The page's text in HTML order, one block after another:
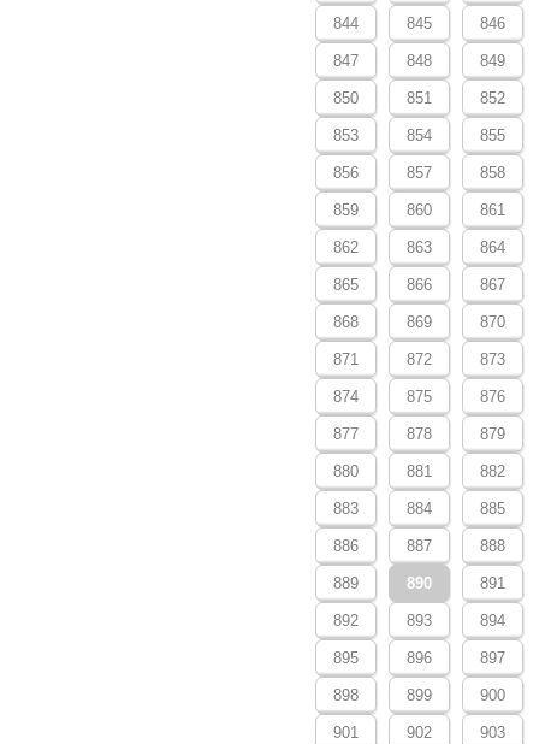
844 845 846
847 848 849
850 851 852
853 854 855
856 857 858
859 860 861
862 863 864
865 866 867
868 869 870
871 872 873
874 875 876
877 878 879
880 881 882
883 884 885
886 887 888
889 890 891
892 893 894
895 896 897
898 899 900
901 902 903